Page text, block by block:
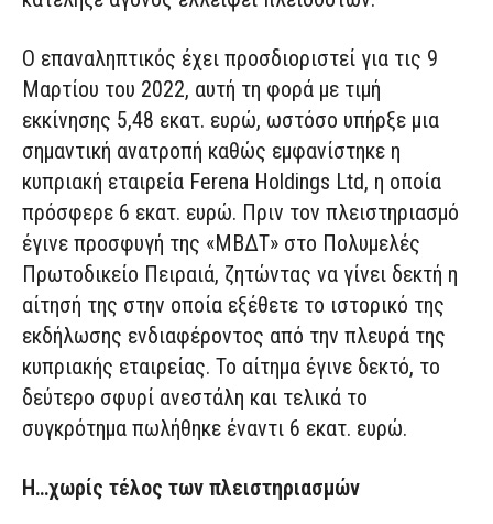
Ο επαναληπτικός έχει προσδιοριστεί για τις 9
Μαρτίου του 2022, αυτή τη φορά με τιμή
εκκίνησης 5,48 εκατ. ευρώ, ωστόσο υπήρξε μια
σημαντική ανατροπή καθώς εμφανίστηκε η
κυπριακή εταιρεία Ferena Holdings Ltd, η οποία
πρόσφερε 6 εκατ. ευρώ. Πριν τον πλειστηριασμό
έγινε προσφυγή της «ΜΒΔΤ» στο Πολυμελές
Πρωτοδικείο Πειραιά, ζητώντας να γίνει δεκτή η
αίτησή της στην οποία εξέθετε το ιστορικό της
εκδήλωσης ενδιαφέροντος από την πλευρά της
κυπριακής εταιρείας. Το αίτημα έγινε δεκτό, το
δεύτερο σφυρί ανεστάλη και τελικά το
συγκρότημα πωλήθηκε έναντι 6 εκατ. ευρώ.
Η…χωρίς τέλος των πλειστηριασμών